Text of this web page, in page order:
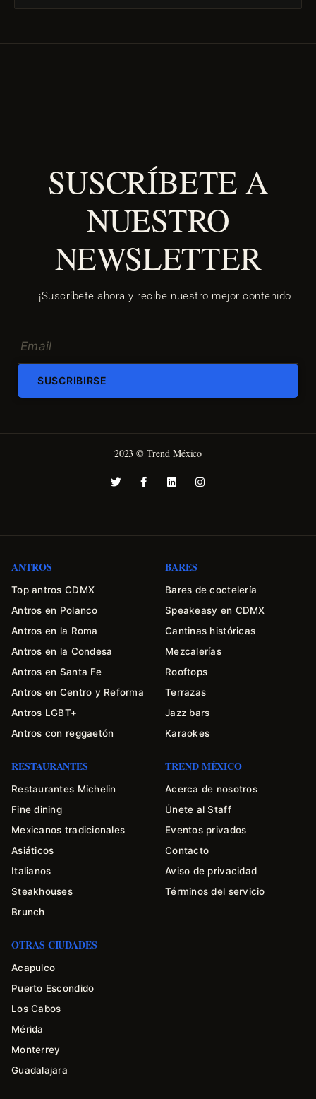
SUSCRÍBETE A
NUESTRO
NEWSLETTER
¡Suscríbete ahora y recibe nuestro mejor contenido
SUSCRIBIRSE
2023 © Trend México
ANTROS
Top antros CDMX
Antros en Polanco
Antros en la Roma
Antros en la Condesa
Antros en Santa Fe
Antros en Centro y Reforma
Antros LGBT+
Antros con reggaetón
BARES
Bares de coctelería
Speakeasy en CDMX
Cantinas históricas
Mezcalerías
Rooftops
Terrazas
Jazz bars
Karaokes
RESTAURANTES
Restaurantes Michelin
Fine dining
Mexicanos tradicionales
Asiáticos
Italianos
Steakhouses
Brunch
TREND MÉXICO
Acerca de nosotros
Únete al Staff
Eventos privados
Contacto
Aviso de privacidad
Términos del servicio
OTRAS CIUDADES
Acapulco
Puerto Escondido
Los Cabos
Mérida
Monterrey
Guadalajara